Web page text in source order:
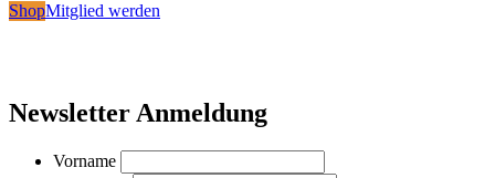
ShopMitglied werden
Newsletter Anmeldung
Vorname